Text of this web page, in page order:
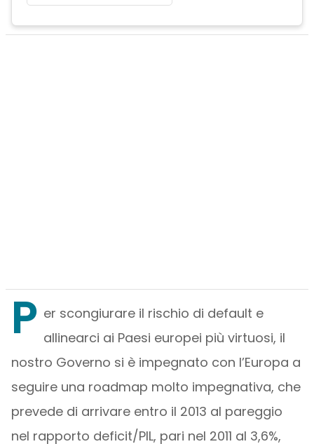
P er scongiurare il rischio di default e
allinearci ai Paesi europei più virtuosi, il
nostro Governo si è impegnato con l’Europa a
seguire una roadmap molto impegnativa, che
prevede di arrivare entro il 2013 al pareggio
nel rapporto deficit/PIL, pari nel 2011 al 3,6%,